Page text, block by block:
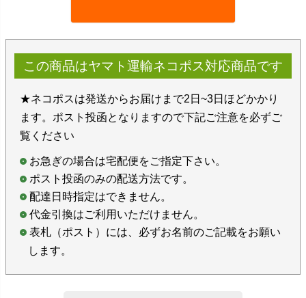
この商品はヤマト運輸ネコポス対応商品です
★ネコポスは発送からお届けまで2日~3日ほどかかり
ます。ポスト投函となりますので下記ご注意を必ずご
覧ください
お急ぎの場合は宅配便をご指定下さい。
ポスト投函のみの配送方法です。
配達日時指定はできません。
代金引換はご利用いただけません。
表札（ポスト）には、必ずお名前のご記載をお願い
します。